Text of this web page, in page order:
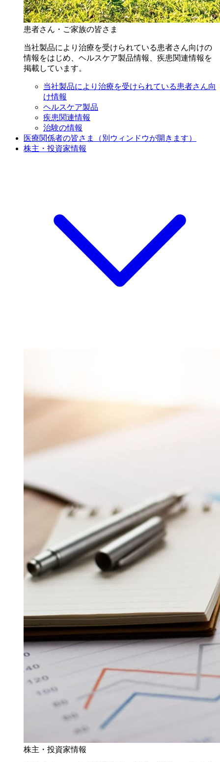
患者さん・ご家族の皆さま
当社製品により治療を受けられている患者さん向けの
情報をはじめ、ヘルスケア製品情報、疾患関連情報を
掲載しています。
当社製品により治療を受けられている患者さん向
け情報
ヘルスケア製品
疾患関連情報
治験の情報
医療関係者の皆さま
（別ウィンドウが開きます）
株主・投資家情報
株主・投資家情報